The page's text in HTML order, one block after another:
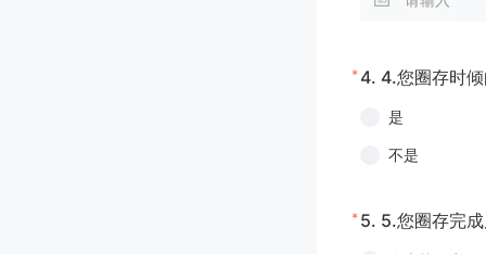
* 4. 4.您圈存时
是
不是
* 5. 5.您圈存完